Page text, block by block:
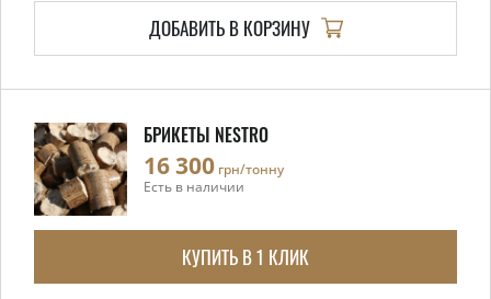
ДОБАВИТЬ В КОРЗИНУ
БРИКЕТЫ NESTRO
16 300 грн/тонну
Есть в наличии
КУПИТЬ В 1 КЛИК